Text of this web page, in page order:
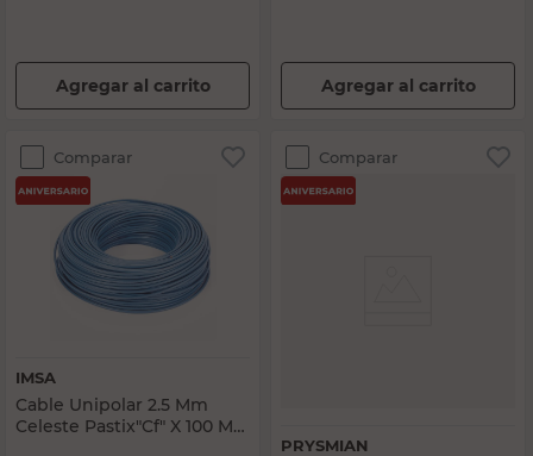
Agregar al carrito Agregar al carrito
Comparar
IMSA
Cable Unipolar 2.5 Mm
Celeste Pastix"Cf" X 100 Mts
Comparar
PRYSMIAN